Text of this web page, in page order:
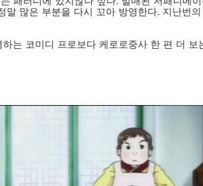
말 많은 부분을 다시 꼬아 방영한다. 지난번
는 코미디 프로보다 케로로중사 한 편 더 보